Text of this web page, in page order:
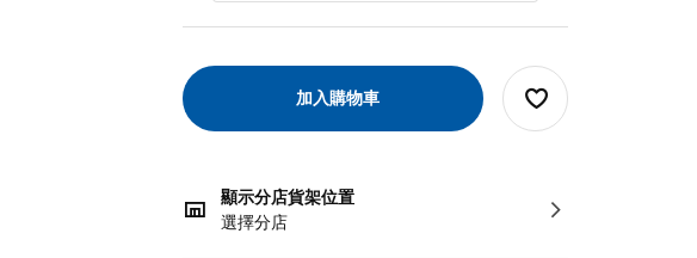
加入購物車
顯示分店貨架位置
選擇分店